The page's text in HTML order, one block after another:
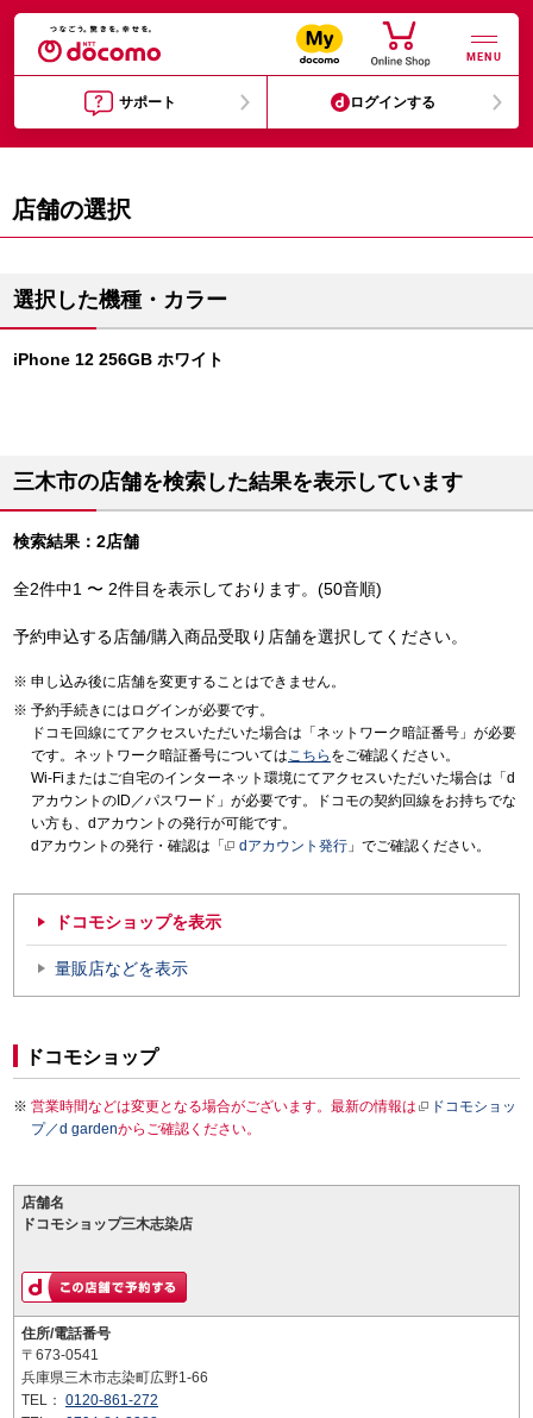
MENU
サポート ログインする
店舗の選択
選択した機種・カラー
iPhone 12 256GB ホワイト
三木市の店舗を検索した結果を表示しています
検索結果：2店舗
全2件中1 〜 2件目を表示しております。(50音順)
予約申込する店舗/購入商品受取り店舗を選択してください。
申し込み後に店舗を変更することはできません。
予約手続きにはログインが必要です。
ドコモ回線にてアクセスいただいた場合は「ネットワーク暗証番号」が必要
です。ネットワーク暗証番号についてはこちら をご確認ください。
Wi-Fiまたはご自宅のインターネット環境にてアクセスいただいた場合は「d
アカウントのID／パスワード」が必要です。ドコモの契約回線をお持ちでな
い方も、dアカウントの発行が可能です。
dアカウントの発行・確認は「
dアカウント発行 」でご確認ください。
ドコモショップを表示
量販店などを表示
ドコモショップ
営業時間などは変更となる場合がございます。最新の情報は
ドコモショッ
プ／d gardenからご確認ください。
店舗名
ドコモショップ三木志染店
住所/電話番号
〒673-0541
兵庫県三木市志染町広野1-66
TEL： 0120-861-272